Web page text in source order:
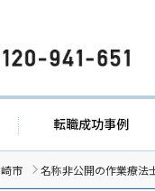
求人検索
市 名称非公開の作業療法